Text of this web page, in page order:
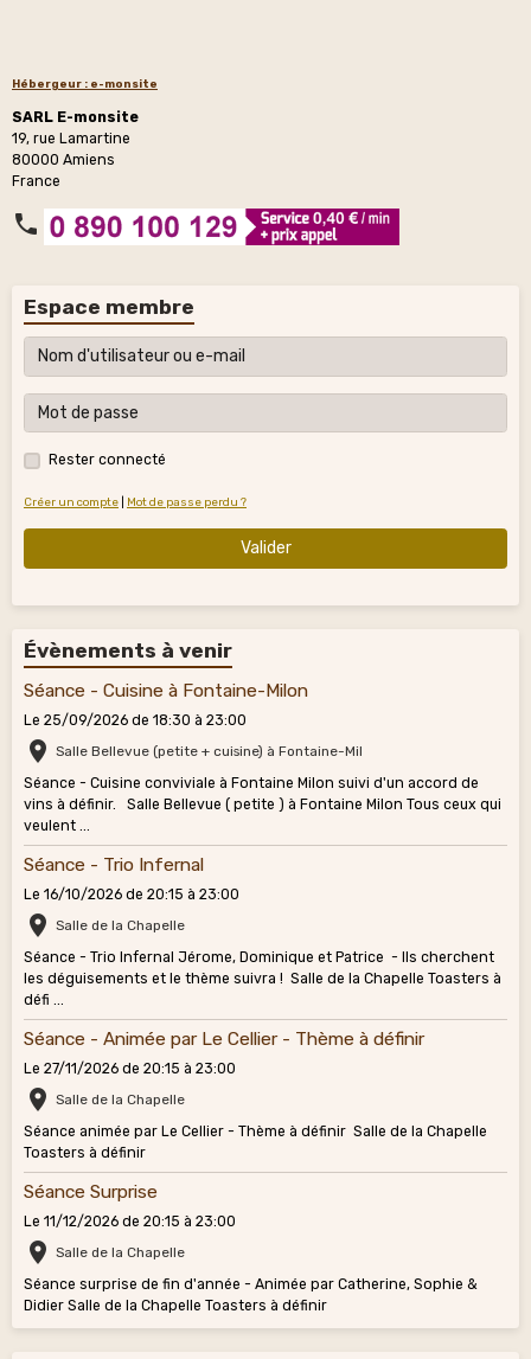
Hébergeur : e-monsite
SARL E-monsite
19, rue Lamartine
80000 Amiens
France
Espace membre
Rester connecté
Créer un compte Mot de passe perdu ?
Valider
Évènements à venir
Séance - Cuisine à Fontaine-Milon
Le 25/09/2026 de 18:30 à 23:00
Salle Bellevue (petite + cuisine) à Fontaine-Mil
Séance - Cuisine conviviale à Fontaine Milon suivi d'un accord de
vins à définir. Salle Bellevue ( petite ) à Fontaine Milon Tous ceux qui
veulent ...
Séance - Trio Infernal
Le 16/10/2026 de 20:15 à 23:00
Salle de la Chapelle
Séance - Trio Infernal Jérome, Dominique et Patrice - Ils cherchent
les déguisements et le thème suivra ! Salle de la Chapelle Toasters à
défi ...
Séance - Animée par Le Cellier - Thème à définir
Le 27/11/2026 de 20:15 à 23:00
Salle de la Chapelle
Séance animée par Le Cellier - Thème à définir Salle de la Chapelle
Toasters à définir
Séance Surprise
Le 11/12/2026 de 20:15 à 23:00
Salle de la Chapelle
Séance surprise de fin d'année - Animée par Catherine, Sophie &
Didier Salle de la Chapelle Toasters à définir